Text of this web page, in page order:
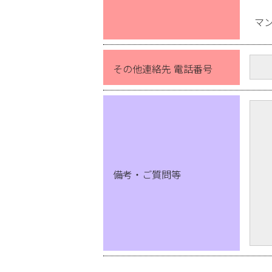
マ
その他連絡先 電話番号
備考・ご質問等